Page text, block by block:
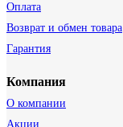
Оплата
Возврат и обмен товара
Гарантия
Компания
О компании
Акции